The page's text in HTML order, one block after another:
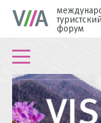
туристский
форум